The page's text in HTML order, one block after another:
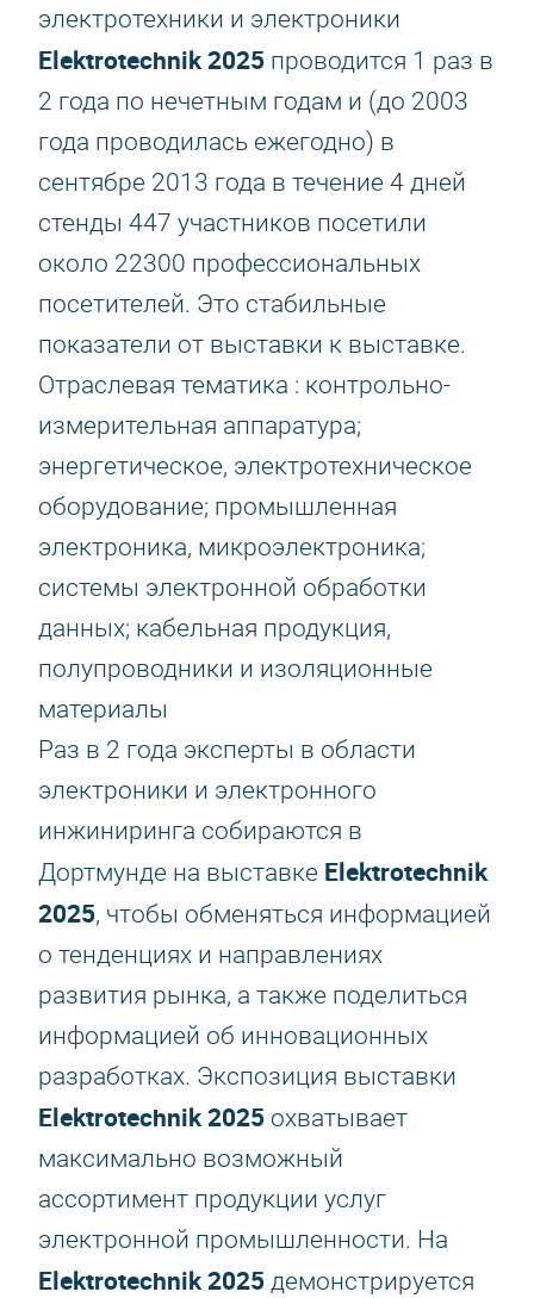
электротехники и электроники
Elektrotechnik 2025 проводится 1 раз в
2 года по нечетным годам и (до 2003
года проводилась ежегодно) в
сентябре 2013 года в течение 4 дней
стенды 447 участников посетили
около 22300 профессиональных
посетителей. Это стабильные
показатели от выставки к выставке.
Отраслевая тематика : контрольно-
измерительная аппаратура;
энергетическое, электротехническое
оборудование; промышленная
электроника, микроэлектроника;
системы электронной обработки
данных; кабельная продукция,
полупроводники и изоляционные
материалы
Раз в 2 года эксперты в области
электроники и электронного
инжиниринга собираются в
Дортмунде на выставке Elektrotechnik
2025, чтобы обменяться информацией
о тенденциях и направлениях
развития рынка, а также поделиться
информацией об инновационных
разработках. Экспозиция выставки
Elektrotechnik 2025 охватывает
максимально возможный
ассортимент продукции услуг
электронной промышленности. На
Elektrotechnik 2025 демонстрируется